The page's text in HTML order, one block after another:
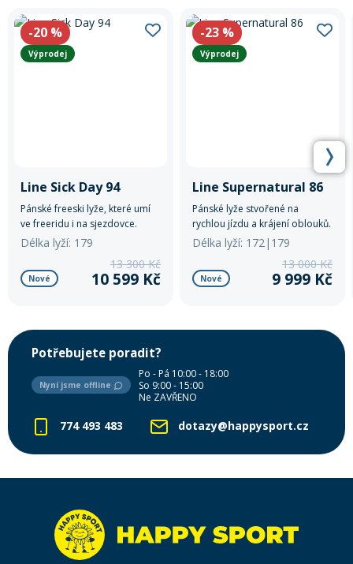
-20 %
Výprodej
Line Sick Day 94
Pánské freeski lyže, které umí
ve freeridu i na sjezdovce.
Délka lyží: 179
Nové
13 300 Kč
10 599 Kč
-23 %
Výprodej
Line Supernatural 86
Pánské lyže stvořené na
rychlou jízdu a krájení oblouků.
Délka lyží: 172|179
Nové
13 000 Kč
9 999 Kč
Potřebujete poradit?
Nyní jsme offline
Po - Pá 10:00 - 18:00
So 9:00 - 15:00
Ne ZAVŘENO
774 493 483 dotazy@happysport.cz